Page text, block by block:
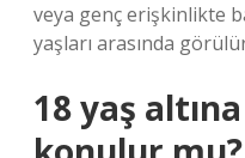
veya genç erişkinlikte
yaşları arasında
18 yaş